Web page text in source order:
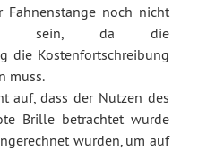
Fahnenstange noch nicht
sein, da die
die Kostenfortschreibung
muss.
auf, dass der Nutzen des
Brille betrachtet wurde
wurden, um auf